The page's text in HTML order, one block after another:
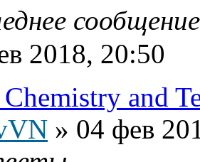
2018, 20:50
and
» 04 фев